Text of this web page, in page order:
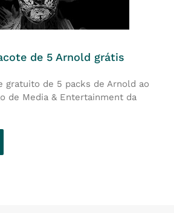
de 5 Arnold grátis
gratuito de 5 packs de Arnold ao
de Media & Entertainment da